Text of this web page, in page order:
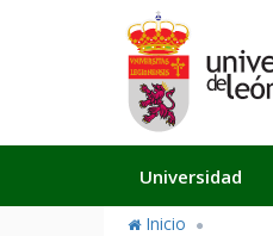
principal
Universidad
Inicio